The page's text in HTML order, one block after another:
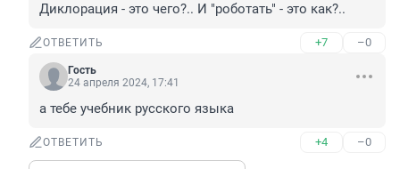
Диклорация - это чего?.. И "роботать" - это как?..
ОТВЕТИТЬ +7 –0
Гость
24 апреля 2024, 17:41
а тебе учебник русского языка
ОТВЕТИТЬ +4 –0